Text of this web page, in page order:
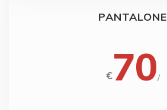
PANTALONE
€70/